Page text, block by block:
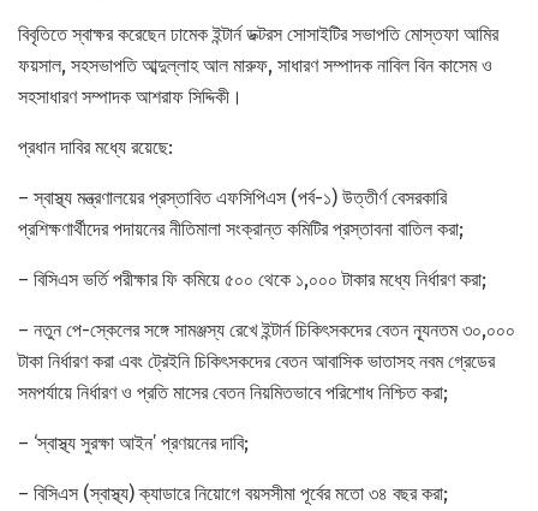
বিবৃতিতে স্বাক্ষর করেছেন ঢামেক ইন্টার্ন ডক্টরস সোসাইটির সভাপতি মোস্তফা আমির
ফয়সাল, সহসভাপতি আব্দুল্লাহ আল মারুফ, সাধারণ সম্পাদক নাবিল বিন কাসেম ও
সহসাধারণ সম্পাদক আশরাফ সিদ্দিকী।
প্রধান দাবির মধ্যে রয়েছে:
– স্বাস্থ্য মন্ত্রণালয়ের প্রস্তাবিত এফসিপিএস (পর্ব-১) উত্তীর্ণ বেসরকারি
প্রশিক্ষণার্থীদের পদায়নের নীতিমালা সংক্রান্ত কমিটির প্রস্তাবনা বাতিল করা;
– বিসিএস ভর্তি পরীক্ষার ফি কমিয়ে ৫০০ থেকে ১,০০০ টাকার মধ্যে নির্ধারণ করা;
– নতুন পে-স্কেলের সঙ্গে সামঞ্জস্য রেখে ইন্টার্ন চিকিৎসকদের বেতন ন্যূনতম ৩০,০০০
টাকা নির্ধারণ করা এবং ট্রেইনি চিকিৎসকদের বেতন আবাসিক ভাতাসহ নবম গ্রেডের
সমপর্যায়ে নির্ধারণ ও প্রতি মাসের বেতন নিয়মিতভাবে পরিশোধ নিশ্চিত করা;
– ‘স্বাস্থ্য সুরক্ষা আইন’ প্রণয়নের দাবি;
– বিসিএস (স্বাস্থ্য) ক্যাডারে নিয়োগে বয়সসীমা পূর্বের মতো ৩৪ বছর করা;